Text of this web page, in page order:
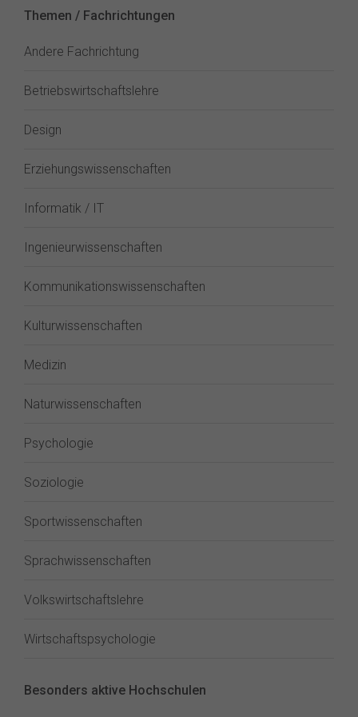
Themen / Fachrichtungen
Andere Fachrichtung
Betriebswirtschaftslehre
Design
Erziehungswissenschaften
Informatik / IT
Ingenieurwissenschaften
Kommunikationswissenschaften
Kulturwissenschaften
Medizin
Naturwissenschaften
Psychologie
Soziologie
Sportwissenschaften
Sprachwissenschaften
Volkswirtschaftslehre
Wirtschaftspsychologie
Besonders aktive Hochschulen